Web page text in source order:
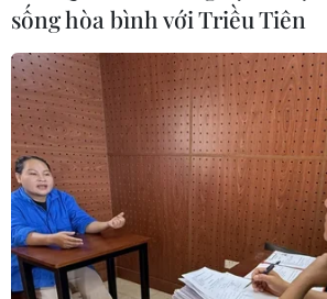
sống hòa bình với Triều Tiên